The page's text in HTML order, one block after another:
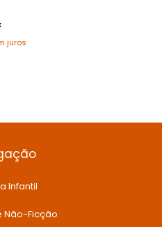
juros
Infantil
Não-Ficção